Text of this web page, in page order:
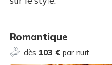
Romantique
dès 103 € par nuit